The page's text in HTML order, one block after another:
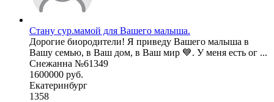
Стану сур.мамой для Вашего малыша.
Дорогие биородители! Я приведу Вашего малыша в
Вашу семью, в Ваш дом, в Ваш мир 💙. У меня есть ог ...
Снежанна №61349
1600000 руб.
Екатеринбург
1358